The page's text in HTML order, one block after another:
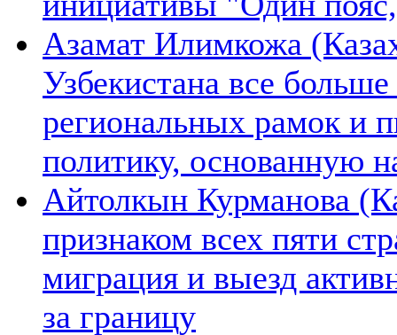
Азамат Илимкожа
Узбекистана все
региональных рамок и
политику, основанную
Айтолкын Курманова
признаком всех пяти
миграция и выезд
за границу